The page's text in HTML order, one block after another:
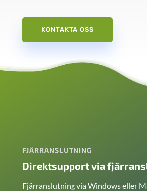
KONTAKTA OSS
FJÄRRANSLUTNING
Direktsupport via
Fjärranslutning via Windows eller